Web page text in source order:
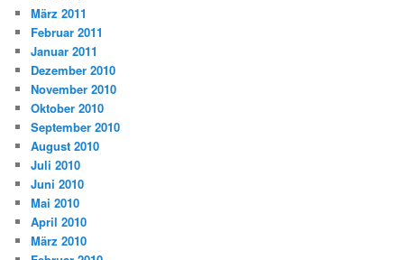
März 2011
Februar 2011
Januar 2011
Dezember 2010
November 2010
Oktober 2010
September 2010
August 2010
Juli 2010
Juni 2010
Mai 2010
April 2010
März 2010